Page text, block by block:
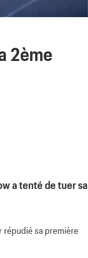
2ème
a tenté de tuer sa
répudié sa première